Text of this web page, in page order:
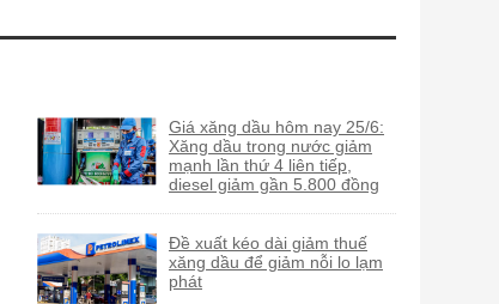
Giá xăng dầu hôm nay 25/6:
Xăng dầu trong nước giảm
mạnh lần thứ 4 liên tiếp,
diesel giảm gần 5.800 đồng
Đề xuất kéo dài giảm thuế
xăng dầu để giảm nỗi lo lạm
phát